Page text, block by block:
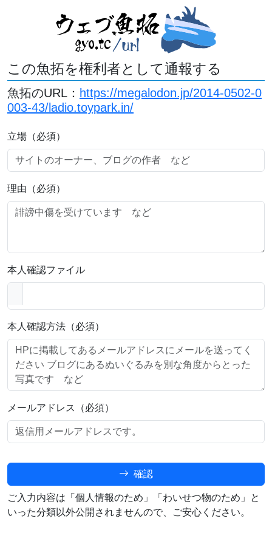
この魚拓を権利者として通報する
魚拓のURL： https://megalodon.jp/2014-0502-0
003-43/ladio.toypark.in/
立場（必須）
理由（必須）
本人確認ファイル
本人確認方法（必須）
メールアドレス（必須）
確認
ご入力内容は「個人情報のため」「わいせつ物のため」と
いった分類以外公開されませんので、ご安心ください。